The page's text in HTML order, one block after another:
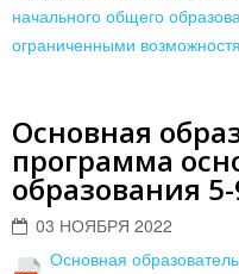
начального общего
ограниченными
Основная
программа
образования
03 НОЯБРЯ 2022
Основная